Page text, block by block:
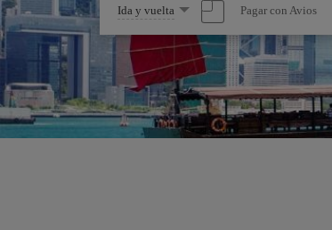
Seleccione
una
opción
Ida y vuelta Pagar con Avios